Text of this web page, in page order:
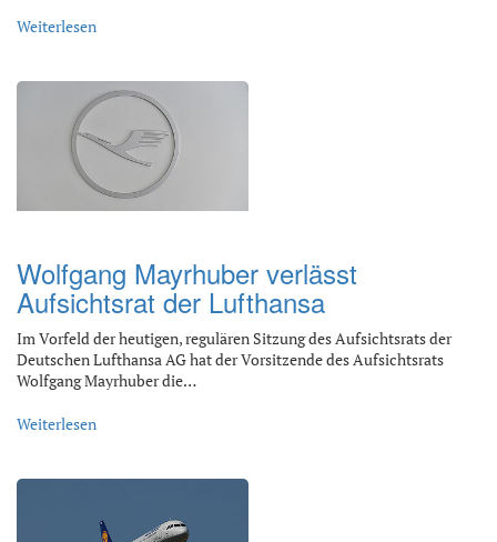
Weiterlesen
Wolfgang Mayrhuber verlässt
Aufsichtsrat der Lufthansa
Im Vorfeld der heutigen, regulären Sitzung des Aufsichtsrats der
Deutschen Lufthansa AG hat der Vorsitzende des Aufsichtsrats
Wolfgang Mayrhuber die…
Weiterlesen